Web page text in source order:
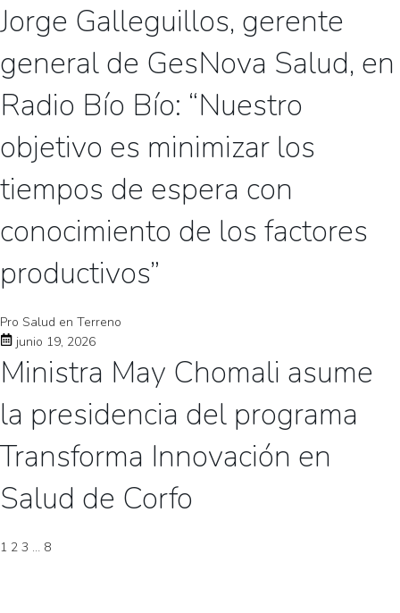
Jorge Galleguillos, gerente
general de GesNova Salud, en
Radio Bío Bío: “Nuestro
objetivo es minimizar los
tiempos de espera con
conocimiento de los factores
productivos”
Pro Salud en Terreno
junio 19, 2026
Ministra May Chomali asume
la presidencia del programa
Transforma Innovación en
Salud de Corfo
1 2 3 … 8